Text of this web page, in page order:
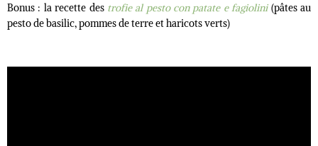
Bonus : la recette des trofie al pesto con patate e fagiolini (pâtes au
pesto de basilic, pommes de terre et haricots verts)